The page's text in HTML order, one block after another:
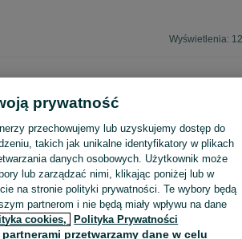
Wyświetlenia:
konto na OLX, aby skontaktować się z
konto
Kup
prywatność
przechowujemy lub uzyskujemy dostęp do
takich jak unikalne identyfikatory w plikach
danych osobowych. Użytkownik może
lub zarządzać nimi, klikając poniżej lub w
na stronie polityki prywatności. Te wybory będą
partnerom i nie będą miały wpływu na dane
cookies, Polityka Prywatności
partnerami przetwarzamy dane w celu